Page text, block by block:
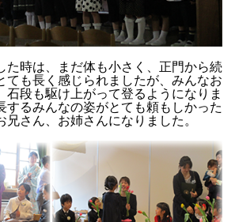
た時は、まだ体も小さく、正門から続
ても長く感じられましたが、みんなお
石段も駆け上がって登るようになりま
するみんなの姿がとても頼もしかった
さん、お姉さんになりました。